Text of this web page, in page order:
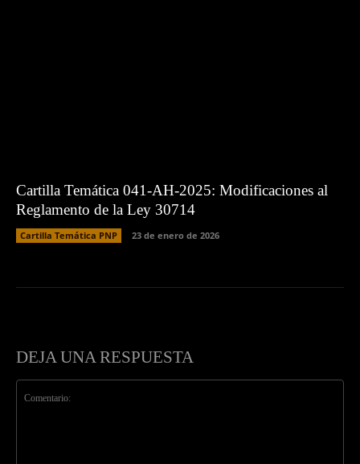
Cartilla Temática 041-AH-2025: Modificaciones al
Reglamento de la Ley 30714
Cartilla Temática PNP 23 de enero de 2026
DEJA UNA RESPUESTA